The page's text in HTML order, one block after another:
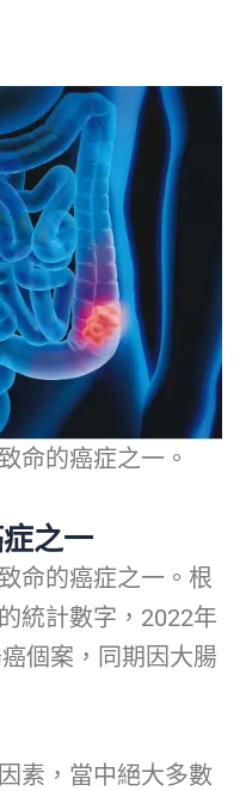
命的癌症之一。
之一
命的癌症之一。根
統計數字，2022年
個案，同期因大腸
素，當中絕大多數